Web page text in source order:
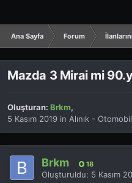
Ana Sayfa Forum
Mazda 3 Mirai mi
Oluşturan: Brkm,
5 Kasım 2019 in Alınık - Otomobil
Brkm 18
Oluşturuldu: 5 Kasım